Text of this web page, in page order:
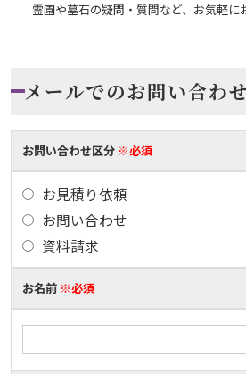
霊園や墓石の疑問・質問など、お気軽に
メールでのお問い合わ
お問い合わせ区分 ※必須
お見積り依頼
お問い合わせ
資料請求
お名前 ※必須